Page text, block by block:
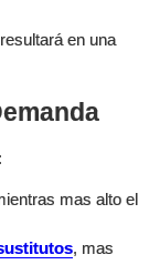
en una
mas alto el
, mas